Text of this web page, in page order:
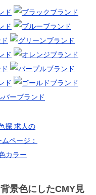
景色にしたCMY見